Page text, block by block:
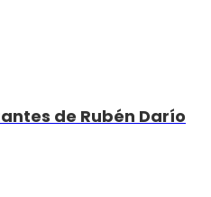
de Rubén Darío